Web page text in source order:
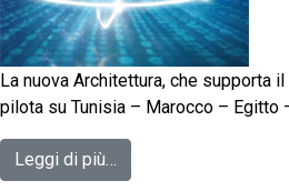
La nuova Architettura, che supporta
pilota su Tunisia – Marocco –
Leggi di più…